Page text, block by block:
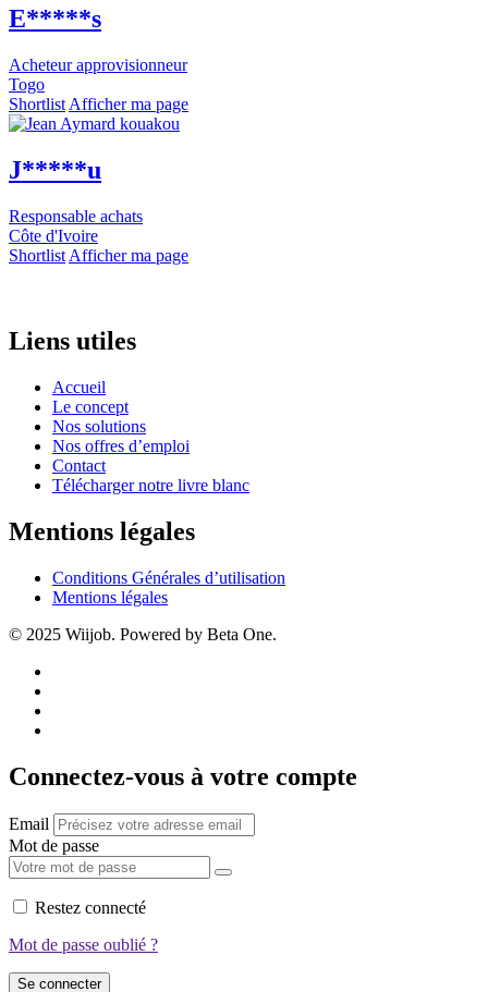
E*****s
Acheteur approvisionneur
Togo
Shortlist Afficher ma page
J*****u
Responsable achats
Côte d'Ivoire
Shortlist Afficher ma page
Liens utiles
Accueil
Le concept
Nos solutions
Nos offres d’emploi
Contact
Télécharger notre livre blanc
Mentions légales
Conditions Générales d’utilisation
Mentions légales
© 2025 Wiijob. Powered by Beta One.
Connectez-vous à votre compte
Email
Mot de passe
Restez connecté
Mot de passe oublié ?
Se connecter